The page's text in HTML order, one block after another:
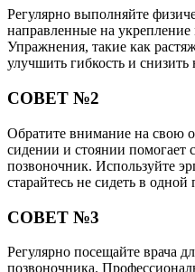
Регулярно выполняйте
направленные на
Упражнения, такие как
улучшить гибкость и
СОВЕТ №2
Обратите внимание на свою
сидении и стоянии помогает
позвоночник. Используйте
старайтесь не сидеть в
СОВЕТ №3
Регулярно посещайте врача
позвоночника.